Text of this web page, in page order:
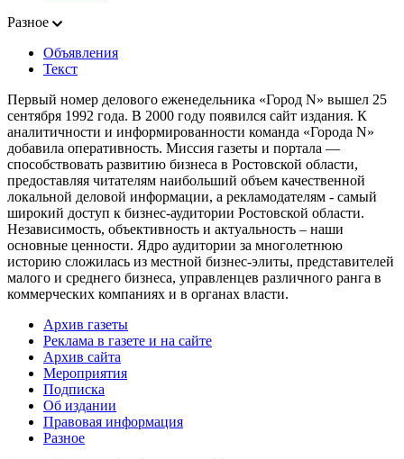
Разное
Объявления
Текст
Первый номер делового еженедельника «Город N» вышел 25
сентября 1992 года. В 2000 году появился сайт издания. К
аналитичности и информированности команда «Города N»
добавила оперативность. Миссия газеты и портала —
способствовать развитию бизнеса в Ростовской области,
предоставляя читателям наибольший объем качественной
локальной деловой информации, а рекламодателям - самый
широкий доступ к бизнес-аудитории Ростовской области.
Независимость, объективность и актуальность – наши
основные ценности. Ядро аудитории за многолетнюю
историю сложилась из местной бизнес-элиты, представителей
малого и среднего бизнеса, управленцев различного ранга в
коммерческих компаниях и в органах власти.
Архив газеты
Реклама в газете и на сайте
Архив сайта
Мероприятия
Подписка
Об издании
Правовая информация
Разное